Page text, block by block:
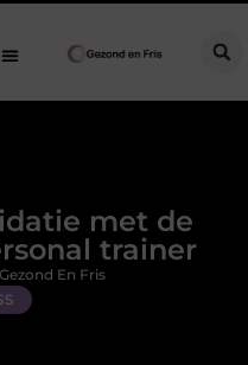
in een geurverspreider
met de
trainer
En Fris